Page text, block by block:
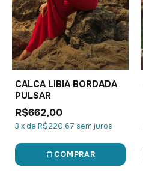
CALCA LIBIA BORDADA
PULSAR
R$662,00
3 xde R$220,67 sem juros
COMPRAR